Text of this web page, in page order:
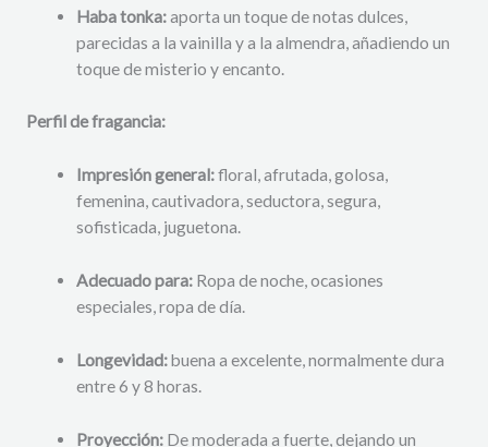
Haba tonka:aporta un toque de notas dulces,
parecidas a la vainilla y a la almendra, añadiendo un
toque de misterio y encanto.
Perfil de fragancia:
Impresión general:floral, afrutada, golosa,
femenina, cautivadora, seductora, segura,
sofisticada, juguetona.
Adecuado para: Ropa de noche, ocasiones
especiales, ropa de día.
Longevidad:buena a excelente, normalmente dura
entre 6 y 8 horas.
Proyección: De moderada a fuerte, dejando un